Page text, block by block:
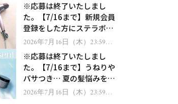
※応募は終了いたしまし
た。【7/16まで】新規会員
登録をした方にステラボー
テのシャインリバース ヘア
ゼント！
2026年7月16日（木）23:59ま
※応募は終了いたしまし
た。【7/16まで】うねりや
パサつき… 夏の髪悩みを解
消するヘアケアアイテムを
2026年7月16日（木）23:59ま